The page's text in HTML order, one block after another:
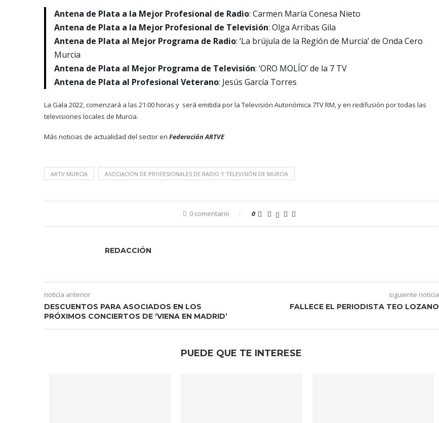
Antena de Plata a la Mejor Profesional de Radio: Carmen María Conesa Nieto
Antena de Plata a la Mejor Profesional de Televisión: Olga Arribas Gila
Antena de Plata al Mejor Programa de Radio: ‘La brújula de la Región de Murcia’ de Onda Cero
Murcia
Antena de Plata al Mejor Programa de Televisión: ‘ORO MOLÍO’ de la 7 TV
Antena de Plata al Profesional Veterano: Jesús García Torres
La Gala 2022, comenzará a las 21:00 horas y será emitida por la Televisión Autonómica 7TV RM, y en redifusión por todas las
televisiones locales de Murcia.
Más noticias de actualidad del sector en Federación ARTVE
ARTV MURCIA ASOCIACIÓN DE PROFESIONALES DE RADIO Y TELEVISIÓN DE MURCIA
0 comentario 0
REDACCIÓN
noticia anterior
DESCUENTOS PARA ASOCIADOS EN LOS
PRÓXIMOS CONCIERTOS DE ‘VIENA EN MADRID’
siguiente noticia
FALLECE EL PERIODISTA TEO LOZANO
PUEDE QUE TE INTERESE